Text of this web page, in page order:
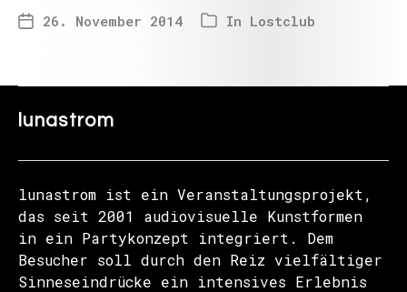
26. November 2014 In Lostclub
lunastrom
lunastrom ist ein Veranstaltungsprojekt,
das seit 2001 audiovisuelle Kunstformen
in ein Partykonzept integriert. Dem
Besucher soll durch den Reiz vielfältiger
Sinneseindrücke ein intensives Erlebnis